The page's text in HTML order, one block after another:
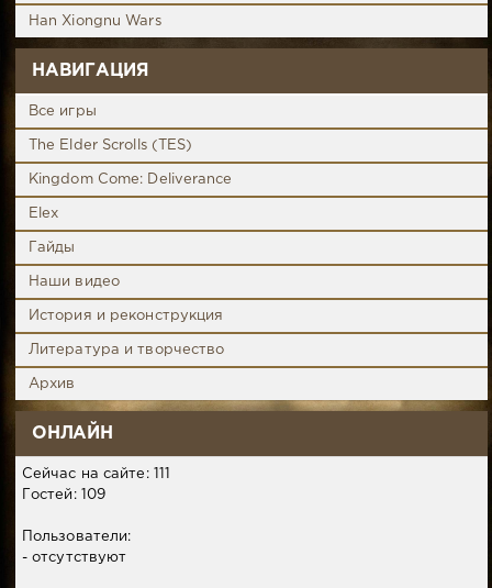
Han Xiongnu Wars
НАВИГАЦИЯ
Все игры
The Elder Scrolls (TES)
Kingdom Come: Deliverance
Elex
Гайды
Наши видео
История и реконструкция
Литература и творчество
Архив
ОНЛАЙН
Сейчас на сайте: 111
Гостей: 109
Пользователи:
- отсутствуют